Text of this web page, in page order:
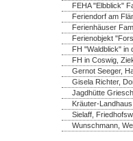
FEHA "Elbblick"
Feriendorf am
Ferienhäuser
Ferienobjekt
FH "Waldblick" in
FH in Coswig,
Gernot Seeger,
Gisela Richter,
Jagdhütte
Kräuter-
Sielaff,
Wunschmann,